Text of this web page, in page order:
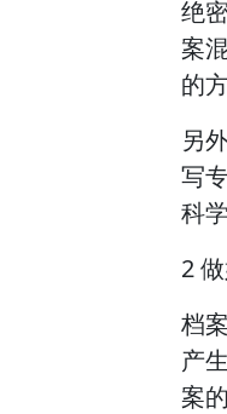
绝
案
的
另
写
科
2
档
产
案